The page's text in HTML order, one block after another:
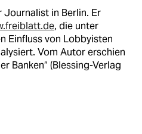
in Berlin. Er
, die unter
Einfluss von Lobbyisten
Vom Autor erschien
Banken“ (Blessing-Verlag